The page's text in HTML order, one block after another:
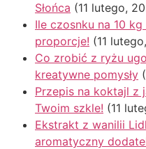
Słońca (11 lutego,
Ile czosnku na 10 kg
proporcje! (11
Co zrobić z ryżu
kreatywne pomysły
Przepis na koktajl z
Twoim szkle! (11
Ekstrakt z wanilii
aromatyczny